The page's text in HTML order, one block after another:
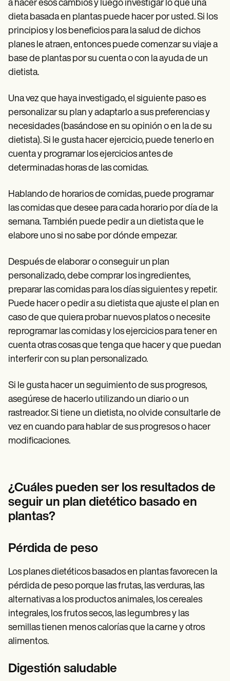
a hacer esos cambios y luego investigar lo que una
dieta basada en plantas puede hacer por usted. Si los
principios y los beneficios para la salud de dichos
planes le atraen, entonces puede comenzar su viaje a
base de plantas por su cuenta o con la ayuda de un
dietista.
Una vez que haya investigado, el siguiente paso es
personalizar su plan y adaptarlo a sus preferencias y
necesidades (basándose en su opinión o en la de su
dietista). Si le gusta hacer ejercicio, puede tenerlo en
cuenta y programar los ejercicios antes de
determinadas horas de las comidas.
Hablando de horarios de comidas, puede programar
las comidas que desee para cada horario por día de la
semana. También puede pedir a un dietista que le
elabore uno si no sabe por dónde empezar.
Después de elaborar o conseguir un plan
personalizado, debe comprar los ingredientes,
preparar las comidas para los días siguientes y repetir.
Puede hacer o pedir a su dietista que ajuste el plan en
caso de que quiera probar nuevos platos o necesite
reprogramar las comidas y los ejercicios para tener en
cuenta otras cosas que tenga que hacer y que puedan
interferir con su plan personalizado.
Si le gusta hacer un seguimiento de sus progresos,
asegúrese de hacerlo utilizando un diario o un
rastreador. Si tiene un dietista, no olvide consultarle de
vez en cuando para hablar de sus progresos o hacer
modificaciones.
¿Cuáles pueden ser los resultados de
seguir un plan dietético basado en
plantas?
Pérdida de peso
Los planes dietéticos basados en plantas favorecen la
pérdida de peso porque las frutas, las verduras, las
alternativas a los productos animales, los cereales
integrales, los frutos secos, las legumbres y las
semillas tienen menos calorías que la carne y otros
alimentos.
Digestión saludable